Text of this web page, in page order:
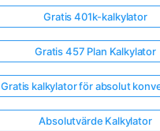
Gratis 401k-kalkylator
Gratis 457 Plan Kalkylator
Gratis kalkylator för absolut
Absolutvärde Kalkylator